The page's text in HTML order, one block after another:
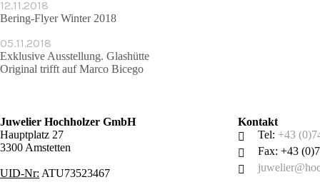
12.11.2018
Bering-Flyer Winter 2018
05.11.2018
Exklusive Ausstellung. Glashütte
Original trifft auf Marco Bicego
Juwelier Hochholzer GmbH
Hauptplatz 27
3300 Amstetten
UID-Nr: ATU73523467
Kontakt
Tel: +43
Fax: +43